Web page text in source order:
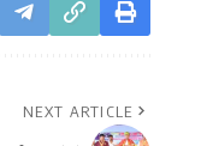
NEXT ARTICLE